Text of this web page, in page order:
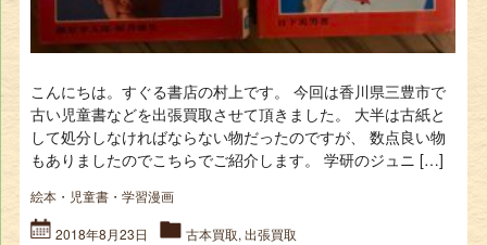
こんにちは。すぐる書店の村上です。 今回は香川県三豊市で
古い児童書などを出張買取させて頂きました。 大半は古紙と
して処分しなければならない物だったのですが、 数点良い物
もありましたのでこちらでご紹介します。 学研のジュニ […]
絵本・児童書・学習漫画
2018年8月23日 古本買取 ,出張買取